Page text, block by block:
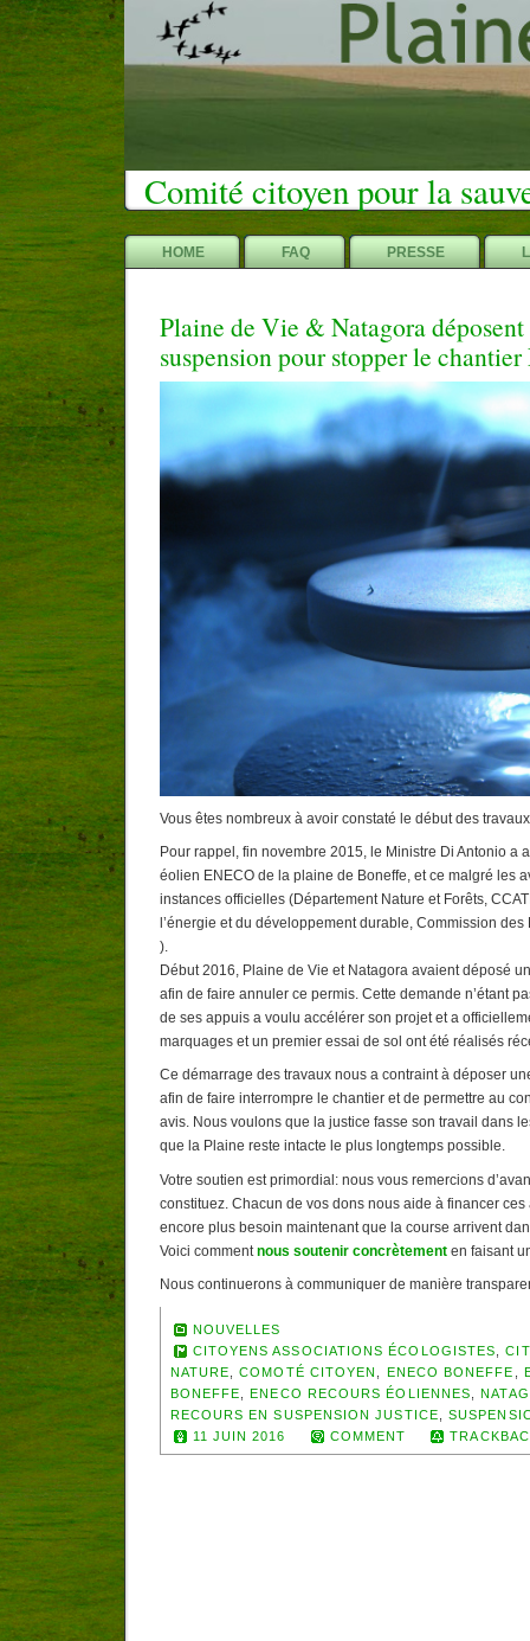
Comité citoyen pour la
HOME FAQ PRESSE
Plaine de Vie & Natagora
suspension pour stopper le
Vous êtes nombreux à avoir constaté le début des
Pour rappel, fin novembre 2015, le Ministre Di Antonio a
éolien ENECO de la plaine de Boneffe, et ce malgré les
instances officielles (Département Nature et Forêts,
l’énergie et du développement durable, Commission
).
Début 2016, Plaine de Vie et Natagora avaient déposé
afin de faire annuler ce permis. Cette demande n’étant
de ses appuis a voulu accélérer son projet et a
marquages et un premier essai de sol ont été réalisés
Ce démarrage des travaux nous a contraint à déposer
afin de faire interrompre le chantier et de permettre au
avis. Nous voulons que la justice fasse son travail dans
que la Plaine reste intacte le plus longtemps possible.
Votre soutien est primordial: nous vous remercions
constituez. Chacun de vos dons nous aide à financer
encore plus besoin maintenant que la course arrivent
Voici commentnous soutenir concrètement en faisant
Nous continuerons à communiquer de manière
NOUVELLES
CITOYENS ASSOCIATIONS ÉCOLOGISTES,
NATURE,COMOTÉ CITOYEN , ENECO BONEFFE ,
BONEFFE, ENECO RECOURS ÉOLIENNES,
RECOURS EN SUSPENSION JUSTICE,
11 JUIN 2016
COMMENT